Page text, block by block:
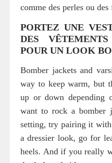
comme des perles ou des
PORTEZ UNE
DES VÊTEMENTS
POUR UN LOOK
Bomber jackets and
way to keep warm, but
up or down depending
want to rock a bomber
setting, try pairing it with
a dressier look, go for
heels. And if you really